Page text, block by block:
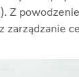
Z
zarządzanie
kapitału